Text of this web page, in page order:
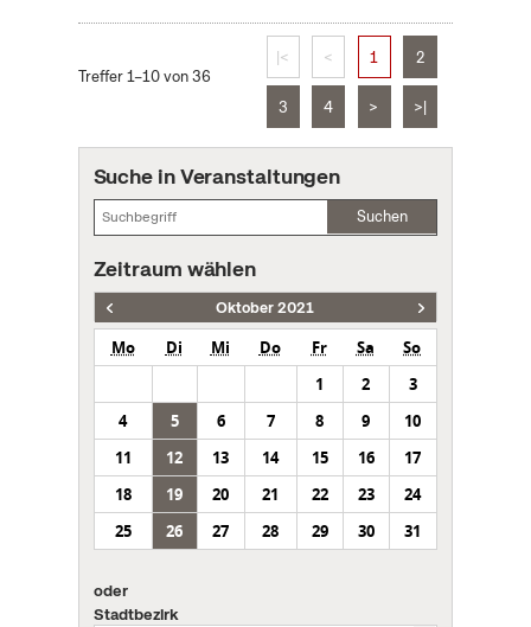
Treffer 1–10 von 36
|< < 1 2
3 4 > >|
Suche in Veranstaltungen
Suchen
Zeitraum wählen
Oktober 2021
Mo Di Mi Do Fr Sa
So
1
2
3
4
5 6 7 8 9
10
11
12 13 14 15 16
17
18
19 20 21 22 23
24
25
26 27 28 29 30 31
oder
Stadtbezirk